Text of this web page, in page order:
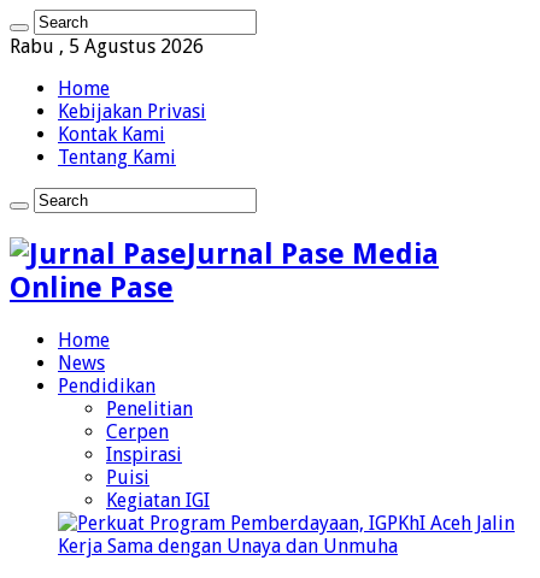
Rabu , 5 Agustus 2026
Home
Kebijakan Privasi
Kontak Kami
Tentang Kami
Jurnal Pase Media
Online Pase
Home
News
Pendidikan
Penelitian
Cerpen
Inspirasi
Puisi
Kegiatan IGI